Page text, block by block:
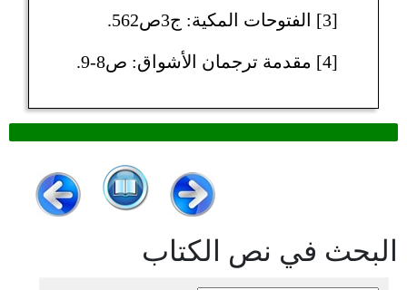
[3] الفتوحات المكية: ج3ص562.
[4] مقدمة ترجمان الأشواق: ص8-9.
البحث في نص الكتاب